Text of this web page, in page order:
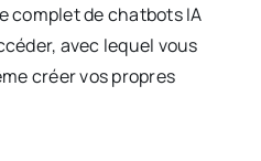
complet de chatbots IA
avec lequel vous
créer vos propres